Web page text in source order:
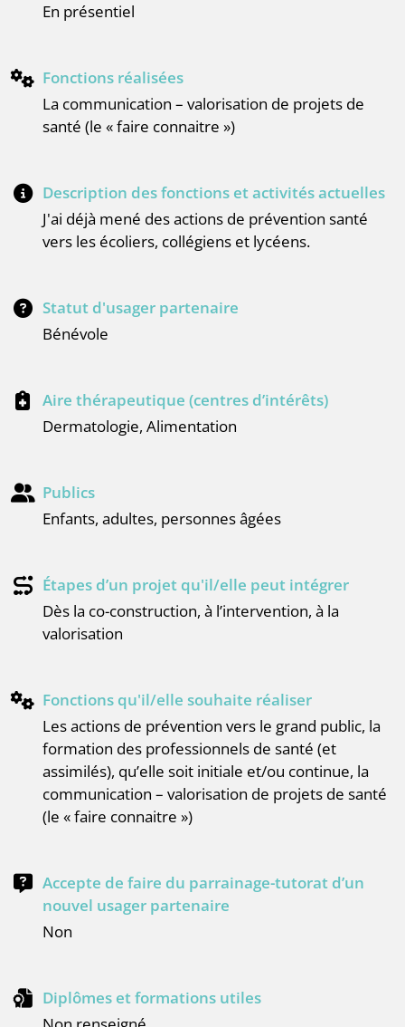
en présentiel
Fonctions réalisées
la communication – valorisation de projets de
santé (le « faire connaitre »)
Description des fonctions et activités actuelles
J'ai déjà mené des actions de prévention santé
vers les écoliers, collégiens et lycéens.
Statut d'usager partenaire
Bénévole
Aire thérapeutique (centres d’intérêts)
Dermatologie, Alimentation
Publics
enfants, adultes, personnes âgées
Étapes d’un projet qu'il/elle peut intégrer
dès la co-construction, à l’intervention, à la
valorisation
Fonctions qu'il/elle souhaite réaliser
les actions de prévention vers le grand public, la
formation des professionnels de santé (et
assimilés), qu’elle soit initiale et/ou continue, la
communication – valorisation de projets de santé
(le « faire connaitre »)
Accepte de faire du parrainage-tutorat d’un
nouvel usager partenaire
Non
Diplômes et formations utiles